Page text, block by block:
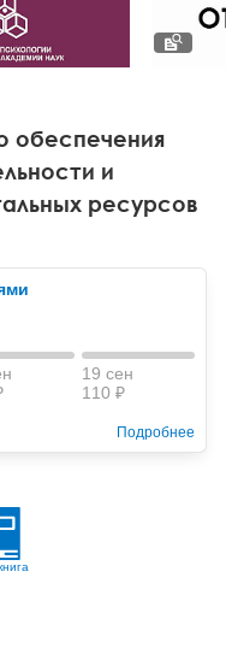
атаки
и НЛП
обеспечения
и
ресурсов
19 сен
110 ₽
Подробнее